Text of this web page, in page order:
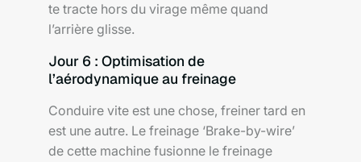
te tracte hors du virage même quand
l’arrière glisse.
Jour 6 : Optimisation de
l’aérodynamique au freinage
Conduire vite est une chose, freiner tard en
est une autre. Le freinage ‘Brake-by-wire’
de cette machine fusionne le freinage